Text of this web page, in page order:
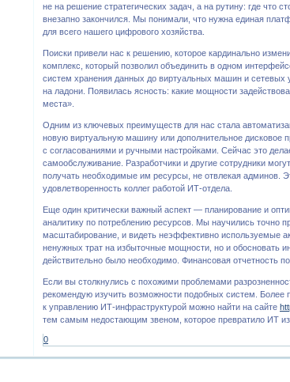
не на решение стратегических задач, а на рутину: где что
внезапно закончился. Мы понимали, что нужна единая
для всего нашего цифрового хозяйства.
Поиски привели нас к решению, которое кардинально
комплекс, который позволил объединить в одном
систем хранения данных до виртуальных машин и сетевых
на ладони. Появилась ясность: какие мощности
места».
Одним из ключевых преимуществ для нас стала
новую виртуальную машину или дополнительное дисковое
с согласованиями и ручными настройками. Сейчас это
самообслуживание. Разработчики и другие сотрудники
получать необходимые им ресурсы, не отвлекая админов.
удовлетворенность коллег работой ИТ-отдела.
Еще один критически важный аспект — планирование и
аналитику по потреблению ресурсов. Мы научились точно
масштабирование, и видеть неэффективно используемые
ненужных трат на избыточные мощности, но и обосновать
действительно было необходимо. Финансовая отчетность
Если вы столкнулись с похожими проблемами
рекомендую изучить возможности подобных систем.
к управлению ИТ-инфраструктурой можно найти на сайте
тем самым недостающим звеном, которое превратило ИТ из
0